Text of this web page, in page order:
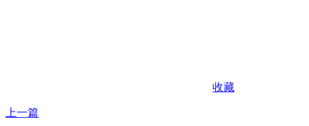
收藏
上一篇